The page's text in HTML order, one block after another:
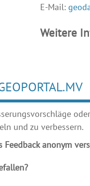
E-Mail:
Weitere
und zu verbessern.
Feedback anonym